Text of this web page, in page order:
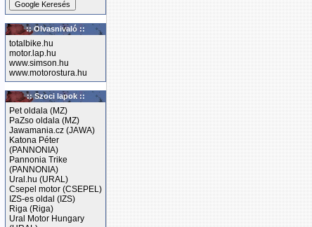
:: Olvasnivaló ::
totalbike.hu
motor.lap.hu
www.simson.hu
www.motorostura.hu
:: Szoci lapok ::
Pet oldala (MZ)
PaZso oldala (MZ)
Jawamania.cz (JAWA)
Katona Péter
(PANNONIA)
Pannonia Trike
(PANNONIA)
Ural.hu (URAL)
Csepel motor (CSEPEL)
IZS-es oldal (IZS)
Riga (Riga)
Ural Motor Hungary